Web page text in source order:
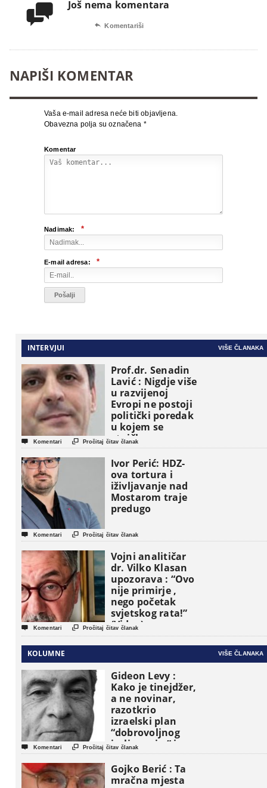
 Još nema komentara
 Komentariši
NAPIŠI KOMENTAR
Vaša e-mail adresa neće biti objavljena.
Obavezna polja su označena *
Komentar
Nadimak: *
E-mail adresa: *
INTERVJUI VIŠE ČLANAKA
Prof.dr. Senadin
Lavić : Nigdje više
u razvijenoj
Evropi ne postoji
politički poredak
u kojem se
etničke grupe
pojavljuju kao
osnovne
političke jedinice
 Komentari  Pročitaj čitav članak
Ivor Perić: HDZ-
ova tortura i
iživljavanje nad
Mostarom traje
predugo
 Komentari  Pročitaj čitav članak
Vojni analitičar
dr. Vilko Klasan
upozorava : “Ovo
nije primirje ,
nego početak
svjetskog rata!”
(Video)
 Komentari  Pročitaj čitav članak
KOLUMNE VIŠE ČLANAKA
Gideon Levy :
Kako je tinejdžer,
a ne novinar,
razotkrio
izraelski plan
“dobrovoljnog
iseljavanja ” iz
Gaze
 Komentari  Pročitaj čitav članak
Gojko Berić : Ta
mračna mjesta